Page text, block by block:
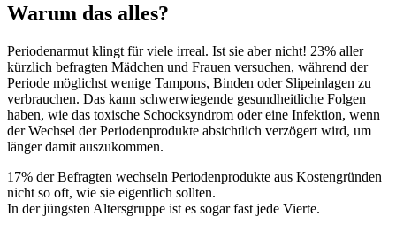
Warum das alles?
Periodenarmut klingt für viele irreal. Ist sie aber nicht! 23% aller
kürzlich befragten Mädchen und Frauen versuchen, während der
Periode möglichst wenige Tampons, Binden oder Slipeinlagen zu
verbrauchen. Das kann schwerwiegende gesundheitliche Folgen
haben, wie das toxische Schocksyndrom oder eine Infektion, wenn
der Wechsel der Periodenprodukte absichtlich verzögert wird, um
länger damit auszukommen.
17% der Befragten wechseln Periodenprodukte aus Kostengründen
nicht so oft, wie sie eigentlich sollten.
In der jüngsten Altersgruppe ist es sogar fast jede Vierte.